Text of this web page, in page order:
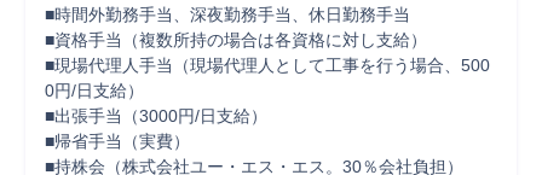
■時間外勤務手当、深夜勤務手当、休日勤務手当
■資格手当（複数所持の場合は各資格に対し支給）
■現場代理人手当（現場代理人として工事を行う場合、500
0円/日支給）
■出張手当（3000円/日支給）
■帰省手当（実費）
■持株会（株式会社ユー・エス・エス。30％会社負担）